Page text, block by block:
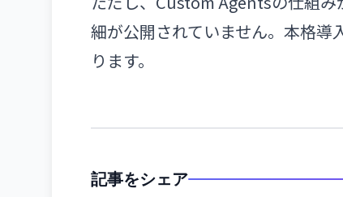
細が公開されていません。本格導
ります。
記事をシェア